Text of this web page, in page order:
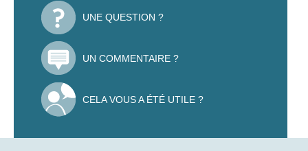
UNE QUESTION ?
UN COMMENTAIRE ?
CELA VOUS A ÉTÉ UTILE ?